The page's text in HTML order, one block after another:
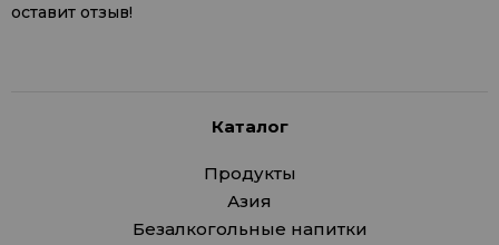
оставит отзыв!
Каталог
Продукты
Азия
Безалкогольные напитки